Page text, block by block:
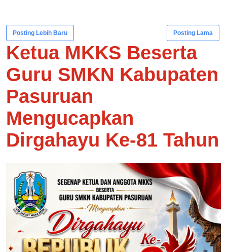
Posting Lebih Baru Posting Lama
Ketua MKKS Beserta
Guru SMKN Kabupaten
Pasuruan
Mengucapkan
Dirgahayu Ke-81 Tahun